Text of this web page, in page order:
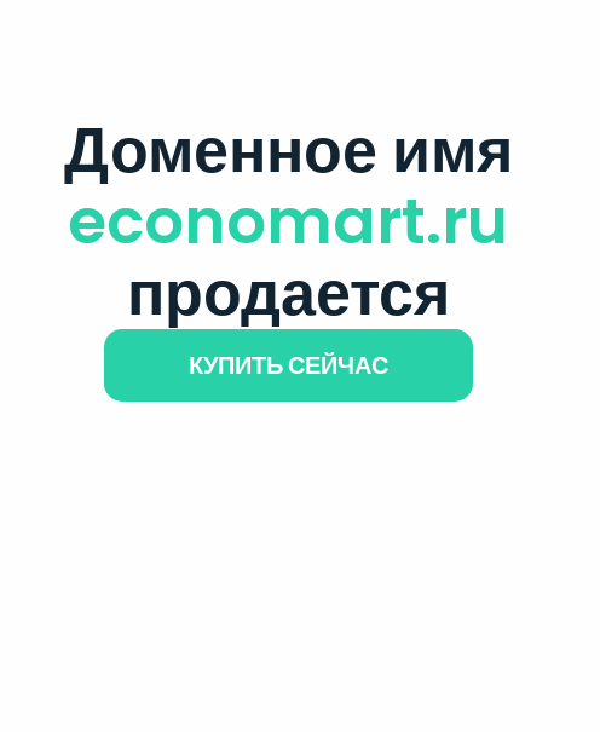
Доменное имя
economart.ru
продается
КУПИТЬ СЕЙЧАС